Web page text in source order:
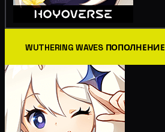
WUTHERING WAVES ПОПОЛНЕНИЕ